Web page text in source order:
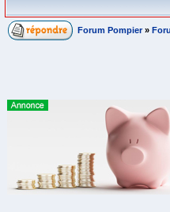
Forum Pompier »